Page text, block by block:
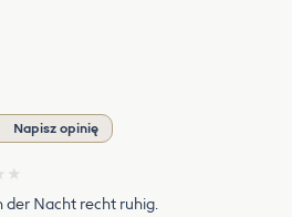
Napisz opinię
★
der Nacht recht ruhig.